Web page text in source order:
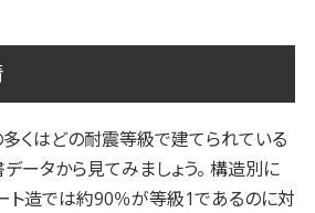
くはどの耐震等級で建てられている
ータから見てみましょう。 構造別に
ト造では約90％が等級1であるのに対